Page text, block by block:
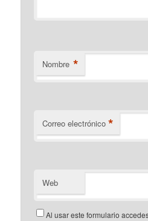
Nombre *
Correo electrónico *
Web
Al usar este formulario